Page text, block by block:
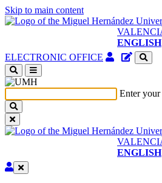
Skip to main content
ENGLISH
ELECTRONIC OFFICE Authenticated
a
new
Site
content
Enter your
ENGLISH
Edit